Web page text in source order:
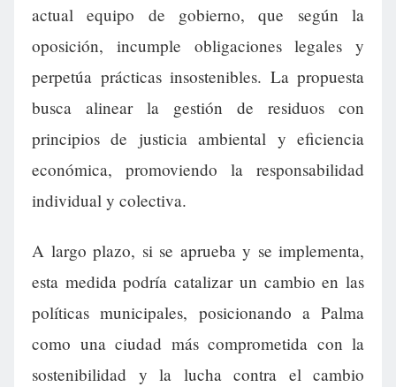
actual equipo de gobierno, que según la
oposición, incumple obligaciones legales y
perpetúa prácticas insostenibles. La propuesta
busca alinear la gestión de residuos con
principios de justicia ambiental y eficiencia
económica, promoviendo la responsabilidad
individual y colectiva.
A largo plazo, si se aprueba y se implementa,
esta medida podría catalizar un cambio en las
políticas municipales, posicionando a Palma
como una ciudad más comprometida con la
sostenibilidad y la lucha contra el cambio